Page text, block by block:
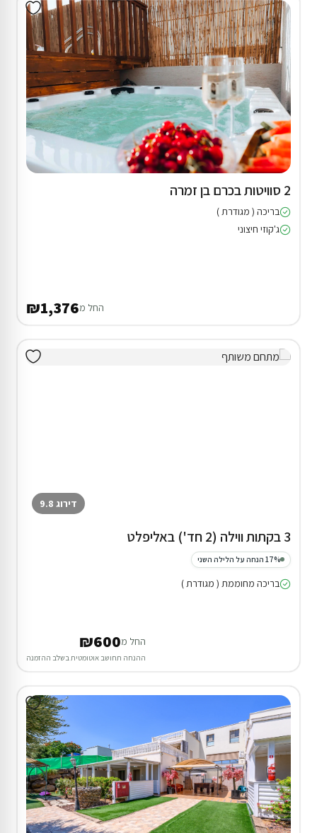
2 סוויטות בכרם בן זמרה
בריכה ( מגודרת )
ג'קוזי חיצוני
החל מ₪1,376
דירוג 9.8
3 בקתות ווילה (2 חד') באליפלט
17% הנחה על הלילה השני
בריכה מחוממת ( מגודרת )
החל מ₪600
ההנחה תחושב אוטומטית בשלב ההזמנה